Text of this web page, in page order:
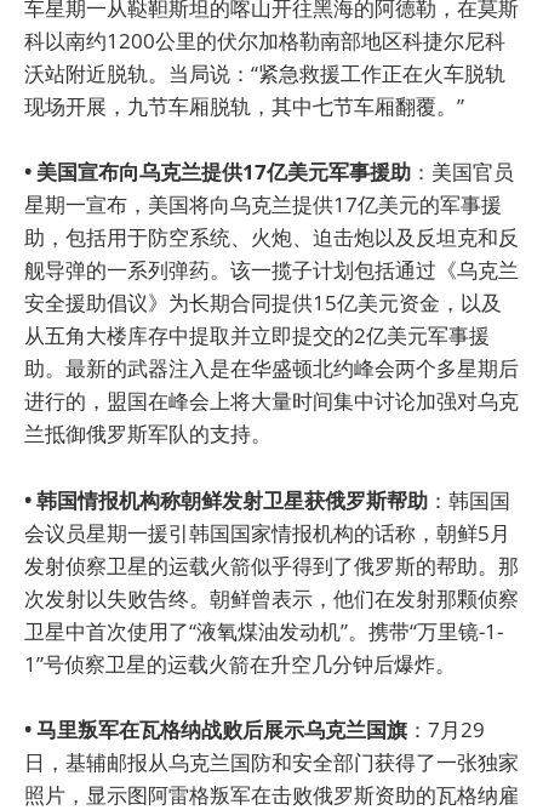
车星期一从鞑靼斯坦的喀山开往黑海的阿德勒，在莫斯
科以南约1200公里的伏尔加格勒南部地区科捷尔尼科
沃站附近脱轨。当局说：“紧急救援工作正在火车脱轨
现场开展，九节车厢脱轨，其中七节车厢翻覆。”
• 美国宣布向乌克兰提供17亿美元军事援助 ：美国官员
星期一宣布，美国将向乌克兰提供17亿美元的军事援
助，包括用于防空系统、火炮、迫击炮以及反坦克和反
舰导弹的一系列弹药。该一揽子计划包括通过《乌克兰
安全援助倡议》为长期合同提供15亿美元资金，以及
从五角大楼库存中提取并立即提交的2亿美元军事援
助。最新的武器注入是在华盛顿北约峰会两个多星期后
进行的，盟国在峰会上将大量时间集中讨论加强对乌克
兰抵御俄罗斯军队的支持。
• 韩国情报机构称朝鲜发射卫星获俄罗斯帮助 ：韩国国
会议员星期一援引韩国国家情报机构的话称，朝鲜5月
发射侦察卫星的运载火箭似乎得到了俄罗斯的帮助。那
次发射以失败告终。朝鲜曾表示，他们在发射那颗侦察
卫星中首次使用了“液氧煤油发动机”。携带“万里镜-1-
1”号侦察卫星的运载火箭在升空几分钟后爆炸。
• 马里叛军在瓦格纳战败后展示乌克兰国旗：7月29
日，基辅邮报从乌克兰国防和安全部门获得了一张独家
照片，显示图阿雷格叛军在击败俄罗斯资助的瓦格纳雇